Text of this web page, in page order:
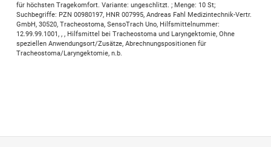
für höchsten Tragekomfort. Variante: ungeschlitzt. ; Menge: 10 St;
Suchbegriffe: PZN 00980197, HNR 007995, Andreas Fahl Medizintechnik-Vertr.
GmbH, 30520, Tracheostoma, SensoTrach Uno, Hilfsmittelnummer:
12.99.99.1001, , , Hilfsmittel bei Tracheostoma und Laryngektomie, Ohne
speziellen Anwendungsort/Zusätze, Abrechnungspositionen für
Tracheostoma/Laryngektomie, n.b.